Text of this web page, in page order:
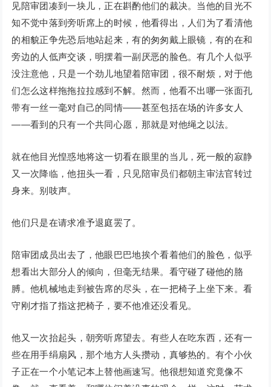
见陪审团凑到一块儿，正在斟酌他们的裁决。当他的目光不
知不觉中落到旁听席上的时候，他看得出，人们为了看清他
的相貌正争先恐后地站起来，有的匆匆戴上眼镜，有的在和
旁边的人低声交谈，明摆着一副厌恶的脸色。有几个人似乎
没注意他，只是一个劲儿地望着陪审团，很不耐烦，对于他
们怎么这样拖拖拉拉感到不解。然而，他看不出哪一张面孔
带有一丝一毫对自己的同情——甚至包括在场的许多女人
——看到的只有一个共同心愿，那就是对他绳之以法。
就在他目光惶惑地将这一切看在眼里的当儿，死一般的寂静
又一次降临，他扭头一看，只见陪审员们都朝主审法官转过
身来。别吱声。
他们只是在请求准予退庭罢了。
陪审团成员出去了，他眼巴巴地挨个看着他们的脸色，似乎
想看出大部分人的倾向，但毫无结果。看守碰了碰他的胳
膊。他机械地走到被告席的尽头，在一把椅子上坐下来。看
守刚才指了指这把椅子，要不他准还没看见。
他又一次抬起头，朝旁听席望去。有些人在吃东西，还有一
些在用手绢扇风，那个地方人头攒动，真够热的。有个小伙
子正在一个小笔记本上替他画速写。他很想知道究竟像不